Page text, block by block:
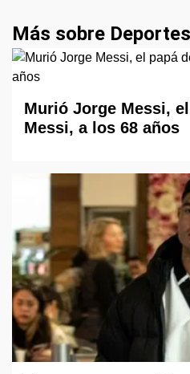
Más sobre Deportes
Murió Jorge Messi,
Messi, a los 68 años